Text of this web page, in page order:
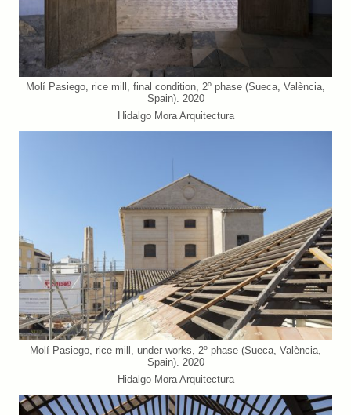
Molí Pasiego, rice mill, final condition, 2º phase (Sueca, València,
Spain). 2020
Hidalgo Mora Arquitectura
Molí Pasiego, rice mill, under works, 2º phase (Sueca, València,
Spain). 2020
Hidalgo Mora Arquitectura